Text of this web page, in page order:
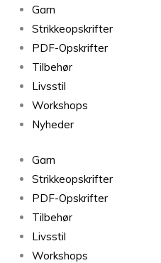
Garn
Strikkeopskrifter
PDF-Opskrifter
Tilbehør
Livsstil
Workshops
Nyheder
Garn
Strikkeopskrifter
PDF-Opskrifter
Tilbehør
Livsstil
Workshops